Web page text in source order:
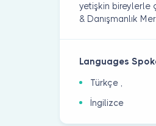
yetişkin bireylerle
& Danışmanlık
Languages
Türkçe ,
İngilizce